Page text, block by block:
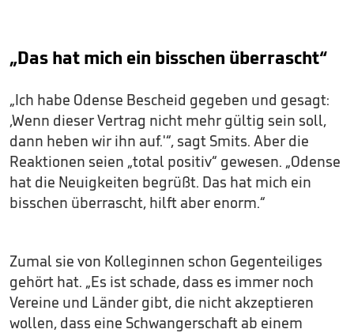
„Das hat mich ein bisschen überrascht“
„Ich habe Odense Bescheid gegeben und gesagt:
‚Wenn dieser Vertrag nicht mehr gültig sein soll,
dann heben wir ihn auf.'“, sagt Smits. Aber die
Reaktionen seien „total positiv“ gewesen. „Odense
hat die Neuigkeiten begrüßt. Das hat mich ein
bisschen überrascht, hilft aber enorm.“
Zumal sie von Kolleginnen schon Gegenteiliges
gehört hat. „Es ist schade, dass es immer noch
Vereine und Länder gibt, die nicht akzeptieren
wollen, dass eine Schwangerschaft ab einem